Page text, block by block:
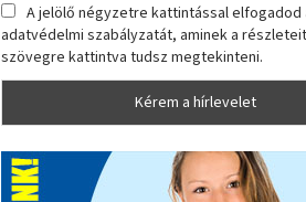
A jelölő négyzetre kattintással elfogadod
adatvédelmi szabályzatát, aminek a
szövegre kattintva tudsz megtekinteni.